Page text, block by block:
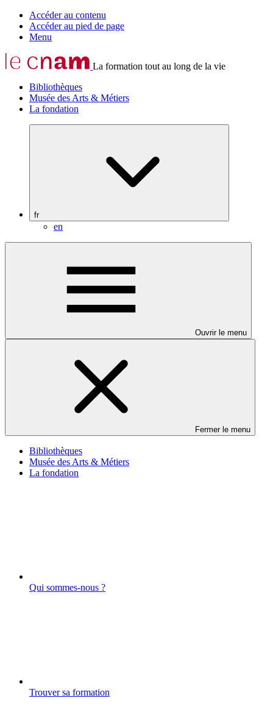
Accéder au contenu
Accéder au pied de page
Menu
La formation tout au long de la vie
Bibliothèques
Musée des Arts & Métiers
La fondation
fr
en
Ouvrir le menu
Fermer le menu
Bibliothèques
Musée des Arts & Métiers
La fondation
Qui sommes-nous ?
Trouver sa formation